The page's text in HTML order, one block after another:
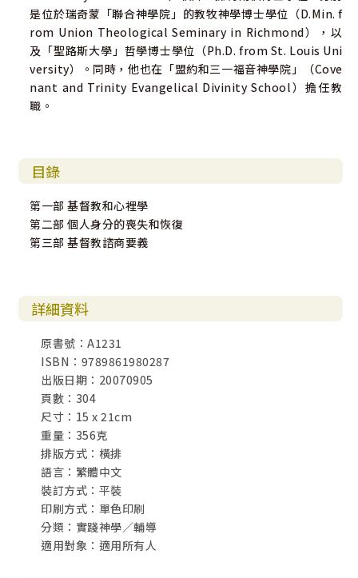
是位於瑞奇蒙「聯合神學院」的教牧神學博士學位（D.Min. f
rom Union Theological Seminary in Richmond），以
及「聖路斯大學」哲學博士學位（Ph.D. from St. Louis Uni
versity）。同時，他也在「盟約和三一福音神學院」（Cove
nant and Trinity Evangelical Divinity School）擔任教
職。
目錄
第一部 基督教和心裡學
第二部 個人身分的喪失和恢復
第三部 基督教諮商要義
詳細資料
原書號：A1231
ISBN：9789861980287
出版日期：20070905
頁數：304
尺寸：15 x 21cm
重量：356克
排版方式：橫排
語言：繁體中文
裝訂方式：平裝
印刷方式：單色印刷
分類：實踐神學／輔導
適用對象：適用所有人